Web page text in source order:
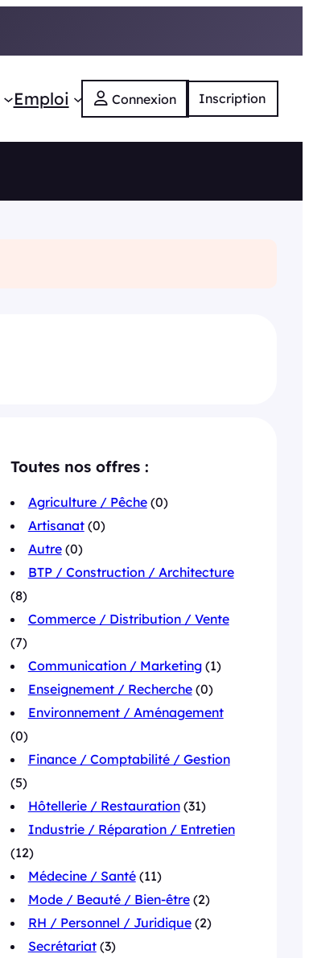
Emploi Connexion Inscription
Toutes nos offres :
Agriculture / Pêche(0)
Artisanat(0)
Autre(0)
BTP / Construction / Architecture
(8)
Commerce / Distribution / Vente
(7)
Communication / Marketing(1)
Enseignement / Recherche(0)
Environnement / Aménagement
(0)
Finance / Comptabilité / Gestion
(5)
Hôtellerie / Restauration(31)
Industrie / Réparation / Entretien
(12)
Médecine / Santé(11)
Mode / Beauté / Bien-être(2)
RH / Personnel / Juridique(2)
Secrétariat(3)